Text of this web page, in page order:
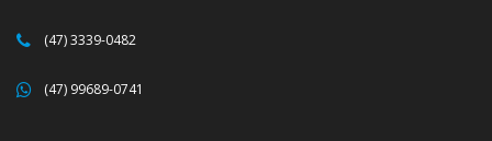
(47) 3339-0482
(47) 99689-0741